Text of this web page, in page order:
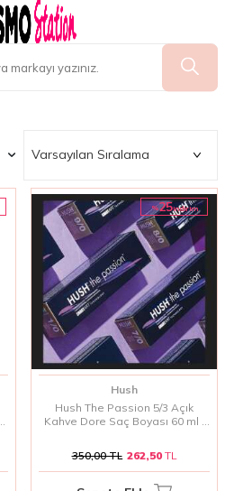
%25i̇ndirim
Hush
Hush The Passion 5/3 Açık
Kahve Dore Saç Boyası 60 ml |
350,00TL 262,50TL